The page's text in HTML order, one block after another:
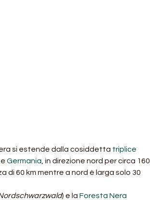
si estende dalla cosiddetta triplice
e Germania , in direzione nord per circa 160
di 60 km mentre a nord è larga solo 30
) e la Foresta Nera